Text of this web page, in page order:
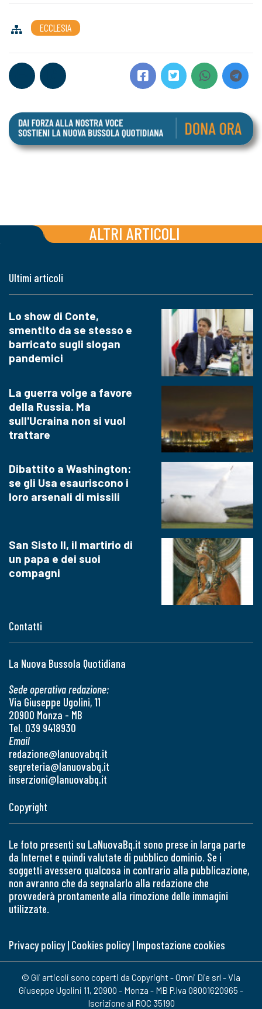
ECCLESIA
ALTRI ARTICOLI
Contatti
La Nuova Bussola Quotidiana
Sede operativa redazione:
Via Giuseppe Ugolini, 11
20900 Monza - MB
Tel. 039 9418930
Email
redazione@lanuovabq.it
segreteria@lanuovabq.it
inserzioni@lanuovabq.it
Ultimi articoli
Lo show di Conte,
smentito da se stesso e
barricato sugli slogan
pandemici
La guerra volge a favore
della Russia. Ma
sull'Ucraina non si vuol
trattare
Dibattito a Washington:
se gli Usa esauriscono i
loro arsenali di missili
San Sisto II, il martirio di
un papa e dei suoi
compagni
Copyright
Le foto presenti su LaNuovaBq.it sono prese in larga parte
da Internet e quindi valutate di pubblico dominio. Se i
soggetti avessero qualcosa in contrario alla pubblicazione,
non avranno che da segnalarlo alla redazione che
provvederà prontamente alla rimozione delle immagini
utilizzate.
Privacy policy| Cookies policy| Impostazione cookies
© Gli articoli sono coperti da Copyright - Omni Die srl - Via
Giuseppe Ugolini 11, 20900 - Monza - MB P.Iva 08001620965 -
Iscrizione al ROC 35190